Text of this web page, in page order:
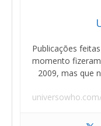
Publicações
momento
2009, mas que